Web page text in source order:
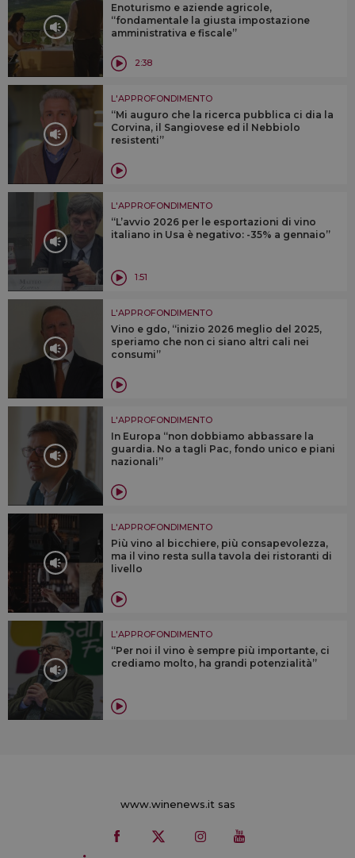
Enoturismo e aziende agricole,
“fondamentale la giusta impostazione
amministrativa e fiscale”
2:38
L'APPROFONDIMENTO
“Mi auguro che la ricerca pubblica ci dia la
Corvina, il Sangiovese ed il Nebbiolo
resistenti”
L'APPROFONDIMENTO
“L’avvio 2026 per le esportazioni di vino
italiano in Usa è negativo: -35% a gennaio”
1:51
L'APPROFONDIMENTO
Vino e gdo, “inizio 2026 meglio del 2025,
speriamo che non ci siano altri cali nei
consumi”
L'APPROFONDIMENTO
In Europa “non dobbiamo abbassare la
guardia. No a tagli Pac, fondo unico e piani
nazionali”
L'APPROFONDIMENTO
Più vino al bicchiere, più consapevolezza,
ma il vino resta sulla tavola dei ristoranti di
livello
L'APPROFONDIMENTO
“Per noi il vino è sempre più importante, ci
crediamo molto, ha grandi potenzialità”
www.winenews.it sas